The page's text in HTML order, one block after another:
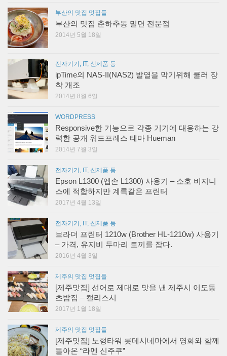
부산의 맛집 멋집들
부산의 맛집 춘하추동 밀면 전문점
2014년 5월 18일
전자기기, IT, 신제품 등
ipTime의 NAS-II(NAS2) 발열을 막기위해 쿨러 장
착 개조
2014년 8월 6일
WORDPRESS
Responsive한 기능으로 각종 기기에 대응하는 강
력한 공개 워드프레스 테마 Hueman
2014년 7월 3일
전자기기, IT, 신제품 등
Epson L1300 (엡손 L1300) 사용기 – 소호 비지니
스에 적합하지만 계륵같은 프린터
2017년 4월 13일
전자기기, IT, 신제품 등
브라더 프린터 1210w (Brother HL-1210w) 사용기
– 가격, 유지비 두마리 토끼를 잡다.
2016년 4월 3일
제주의 맛집 멋집들
[제주맛집] 선어로 제대로 맛을 낸 제주시 이도동
초밥집 – 캘리스시
2017년 1월 18일
제주의 맛집 멋집들
[제주맛집] 노형타워 롯데시네마에서 영화와 함께
돌아온 “라멘 신주쿠”